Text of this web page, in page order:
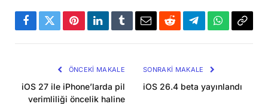
Facebook
TwitterPinterestLinkedInTumblrEmailRedditTelegramWhatsApp
ÖNCEKI MAKALE
iOS 27 ile iPhone’larda pil
verimliliği öncelik haline
SONRAKI MAKALE
iOS 26.4 beta yayınlandı